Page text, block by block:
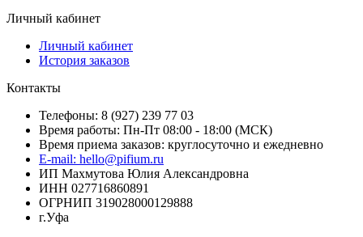
Личный кабинет
Личный кабинет
История заказов
Контакты
Телефоны: 8 (927) 239 77 03
Время работы: Пн-Пт 08:00 - 18:00 (МСК)
Время приема заказов: круглосуточно и ежедневно
E-mail: hello@pifium.ru
ИП Махмутова Юлия Александровна
ИНН 027716860891
ОГРНИП 319028000129888
г.Уфа